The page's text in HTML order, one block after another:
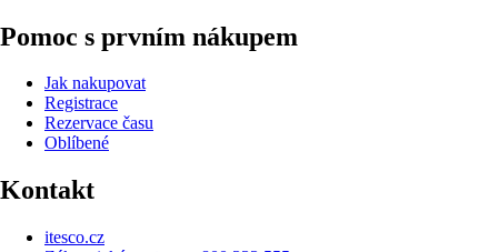
Pomoc s prvním nákupem
Jak nakupovat
Registrace
Rezervace času
Oblíbené
Kontakt
itesco.cz